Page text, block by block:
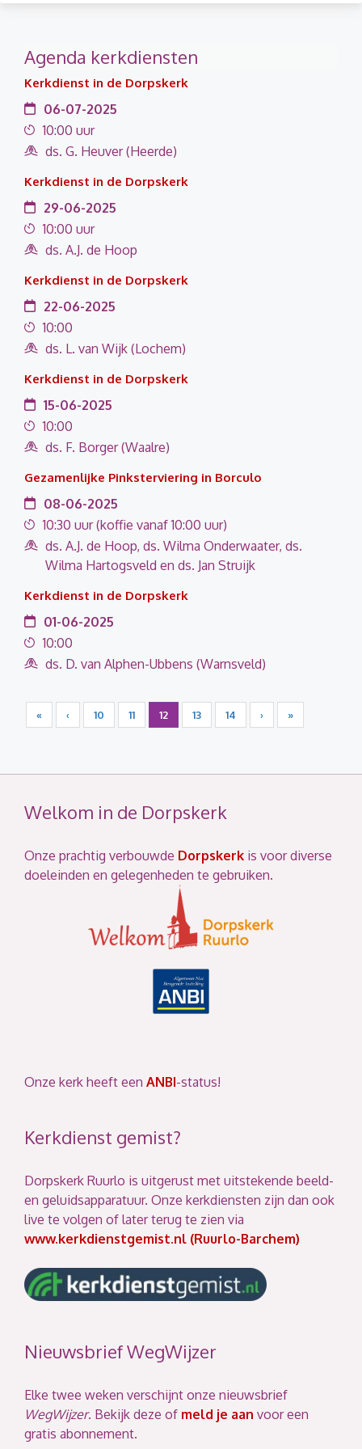
Agenda kerkdiensten
Kerkdienst in de Dorpskerk
06-07-2025
10:00 uur
ds. G. Heuver (Heerde)
Kerkdienst in de Dorpskerk
29-06-2025
10:00 uur
ds. A.J. de Hoop
Kerkdienst in de Dorpskerk
22-06-2025
10:00
ds. L. van Wijk (Lochem)
Kerkdienst in de Dorpskerk
15-06-2025
10:00
ds. F. Borger (Waalre)
Gezamenlijke Pinksterviering in Borculo
08-06-2025
10:30 uur (koffie vanaf 10:00 uur)
ds. A.J. de Hoop, ds. Wilma Onderwaater, ds.
Wilma Hartogsveld en ds. Jan Struijk
Kerkdienst in de Dorpskerk
01-06-2025
10:00
ds. D. van Alphen-Ubbens (Warnsveld)
« ‹ 10 11 12 13 14 › »
Welkom in de Dorpskerk
Onze prachtig verbouwde Dorpskerk is voor diverse
doeleinden en gelegenheden te gebruiken.
Onze kerk heeft een ANBI-status!
Kerkdienst gemist?
Dorpskerk Ruurlo is uitgerust met uitstekende beeld-
en geluidsapparatuur. Onze kerkdiensten zijn dan ook
live te volgen of later terug te zien via
www.kerkdienstgemist.nl (Ruurlo-Barchem)
Nieuwsbrief WegWijzer
Elke twee weken verschijnt onze nieuwsbrief
WegWijzer. Bekijk deze of meld je aan voor een
gratis abonnement.